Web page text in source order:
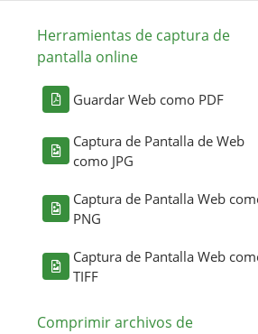
Herramientas de captura de
pantalla online
Guardar Web como PDF
Captura de Pantalla de Web
como JPG
Captura de Pantalla Web
PNG
Captura de Pantalla Web
TIFF
Comprimir archivos de